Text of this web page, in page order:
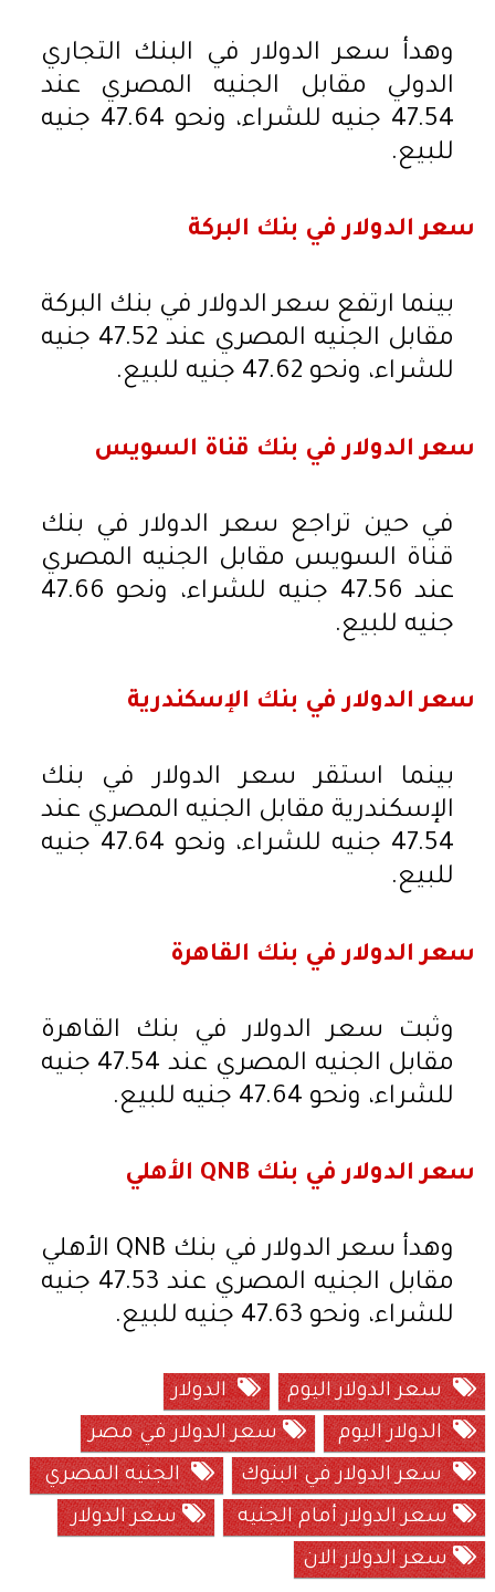
وهدأ سعر الدولار في البنك التجاري
الدولي مقابل الجنيه المصري عند
47.54 جنيه للشراء، ونحو 47.64 جنيه
للبيع.
سعر الدولار في بنك البركة
بينما ارتفع سعر الدولار في بنك البركة
مقابل الجنيه المصري عند 47.52 جنيه
للشراء، ونحو 47.62 جنيه للبيع.
سعر الدولار في بنك قناة السويس
في حين تراجع سعر الدولار في بنك
قناة السويس مقابل الجنيه المصري
عند 47.56 جنيه للشراء، ونحو 47.66
جنيه للبيع.
سعر الدولار في بنك الإسكندرية
بينما استقر سعر الدولار في بنك
الإسكندرية مقابل الجنيه المصري عند
47.54 جنيه للشراء، ونحو 47.64 جنيه
للبيع.
سعر الدولار في بنك القاهرة
وثبت سعر الدولار في بنك القاهرة
مقابل الجنيه المصري عند 47.54 جنيه
للشراء، ونحو 47.64 جنيه للبيع.
سعر الدولار في بنك QNB الأهلي
وهدأ سعر الدولار في بنك QNB الأهلي
مقابل الجنيه المصري عند 47.53 جنيه
للشراء، ونحو 47.63 جنيه للبيع.
سعر الدولار اليوم
الدولار
الدولار اليوم
سعر الدولار في مصر
سعر الدولار في البنوك
الجنيه المصري
سعر الدولار أمام الجنيه
سعر الدولار
سعر الدولار الان